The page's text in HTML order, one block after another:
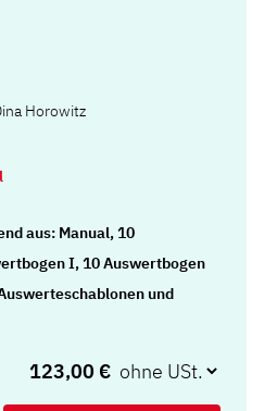
Horowitz
aus: Manual, 10
I, 10 Auswertbogen
und
123,00 €